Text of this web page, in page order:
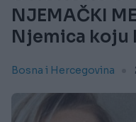
NJEMAČKI
Njemica koju
Bosna i Hercegovina